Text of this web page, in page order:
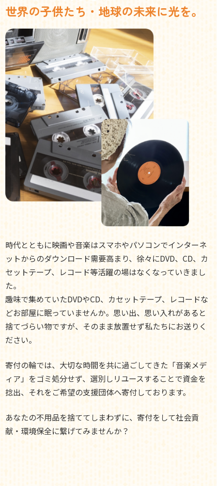
世界の子供たち・地球の未来に光を。
時代とともに映画や音楽はスマホやパソコンでインターネ
ットからのダウンロード需要高まり、徐々にDVD、CD、カ
セットテープ、レコード等活躍の場はなくなっていきまし
た。
趣味で集めていたDVDやCD、カセットテープ、レコードな
どお部屋に眠っていませんか。思い出、思い入れがあると
捨てづらい物ですが、そのまま放置せず私たちにお送りく
ださい。
寄付の輪では、大切な時間を共に過ごしてきた「音楽メデ
ィア」をゴミ処分せず、選別しリユースすることで資金を
捻出、それをご希望の支援団体へ寄付しております。
あなたの不用品を捨ててしまわずに、寄付をして社会貢
献・環境保全に繋げてみませんか？